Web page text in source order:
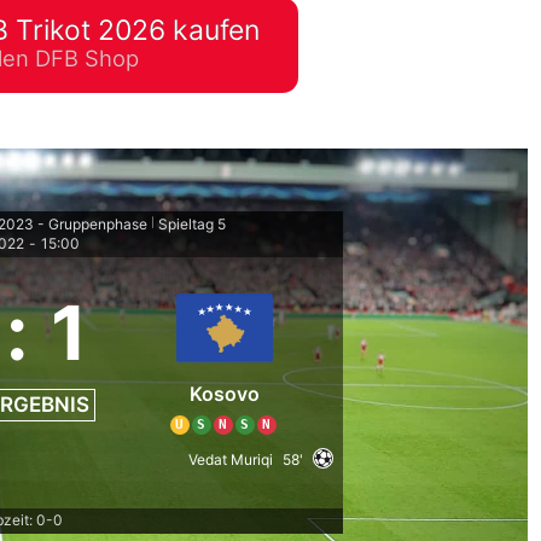
Excel – kostenlos
automatisch ausfüllen
Trikot 2026 kaufen
DFB Shop
- Gruppenphase
Spieltag 5
- 15:00
: 1
Kosovo
U S N S N
Vedat Muriqi 58'
0-0